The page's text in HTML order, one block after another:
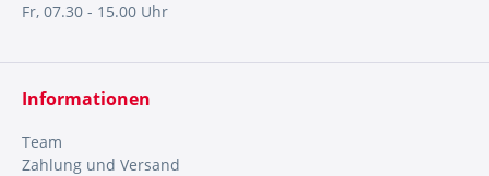
Fr, 07.30 - 15.00 Uhr
Informationen
Team
Zahlung und Versand